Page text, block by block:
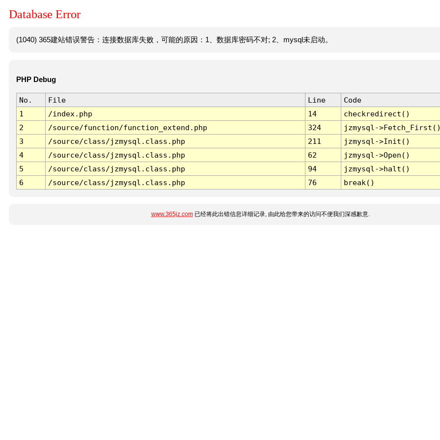
Database Error
(1040) 365建站错误警告：连接数据库失败，可能的原因：1、数据库密码不对; 2、mysql未启动。
PHP Debug
No. File Line
Code
1
/index.php 14
checkredirect()
2
/source/function/function_extend.php 324
jzmysql-
3
/source/class/jzmysql.class.php 211
jzmysql->Init()
4
/source/class/jzmysql.class.php 62
jzmysql->Open()
5
/source/class/jzmysql.class.php 94
jzmysql->halt()
6
/source/class/jzmysql.class.php 76 break()
www.365jz.com已经将此出错信息详细记录, 由此给您带来的访问不便我们深感歉意.